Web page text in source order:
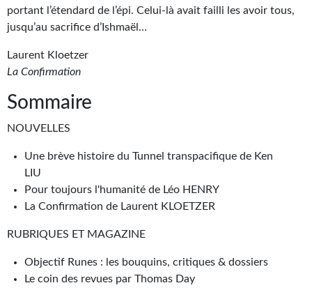
Tirages d’art Une Heure-Lumière
À paraître
Revue de presse
Récompenses
Newsletter
Le Bélial' sur Youtube
LE BLOG BIFROST
Tous les articles
La Bibliothèque orbitale
portant l’étendard de l’épi. Celui-là avait failli les avoir tous,
jusqu’au sacrifice d’Ishmaël…
Laurent Kloetzer
La Confirmation
Sommaire
NOUVELLES
Une brève histoire du Tunnel transpacifique de Ken
LIU
Pour toujours l'humanité de Léo HENRY
La Confirmation de Laurent KLOETZER
RUBRIQUES ET MAGAZINE
Objectif Runes : les bouquins, critiques & dossiers
Le coin des revues par Thomas Day